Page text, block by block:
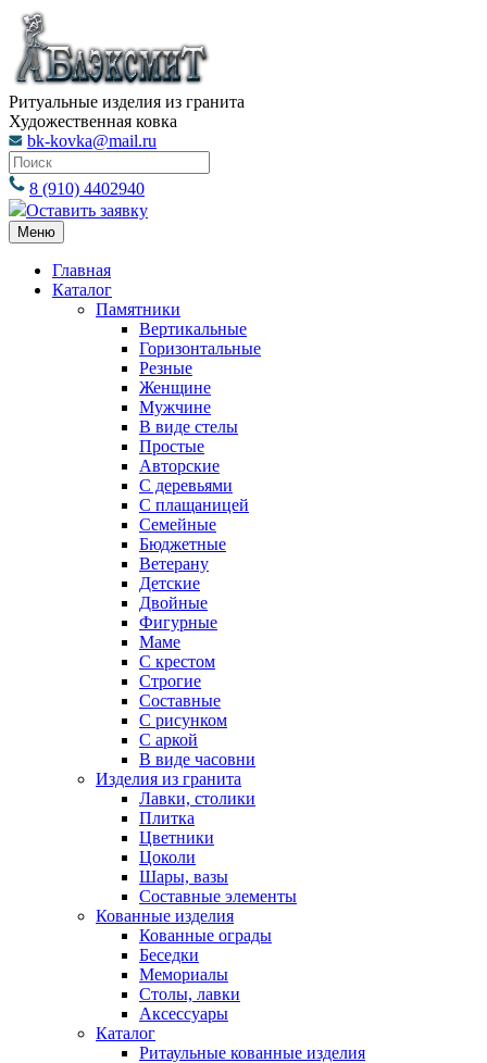
Ритуальные изделия из гранита
Художественная ковка
bk-kovka@mail.ru
8 (910) 4402940
Оставить заявку
Меню
Главная
Каталог
Памятники
Вертикальные
Горизонтальные
Резные
Женщине
Мужчине
В виде стелы
Простые
Авторские
С деревьями
С плащаницей
Семейные
Бюджетные
Ветерану
Детские
Двойные
Фигурные
Маме
С крестом
Строгие
Составные
С рисунком
С аркой
В виде часовни
Изделия из гранита
Лавки, столики
Плитка
Цветники
Цоколи
Шары, вазы
Составные элементы
Кованные изделия
Кованные ограды
Беседки
Мемориалы
Столы, лавки
Аксессуары
Каталог
Ритаульные кованные изделия